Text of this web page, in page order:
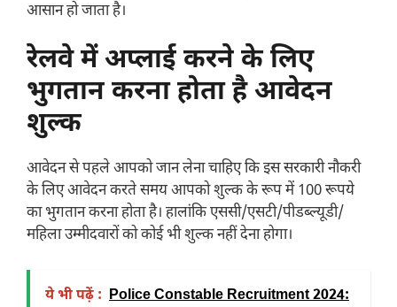
आसान हो जाता है।
रेलवे में अप्लाई करने के लिए
भुगतान करना होता है आवेदन
शुल्क
आवेदन से पहले आपको जान लेना चाहिए कि इस सरकारी नौकरी
के लिए आवेदन करते समय आपको शुल्क के रूप में 100 रूपये
का भुगतान करना होता है। हालांकि एससी/एसटी/पीडब्ल्यूडी/
महिला उम्मीदवारों को कोई भी शुल्क नहीं देना होगा।
ये भी पढ़ें : Police Constable Recruitment 2024: